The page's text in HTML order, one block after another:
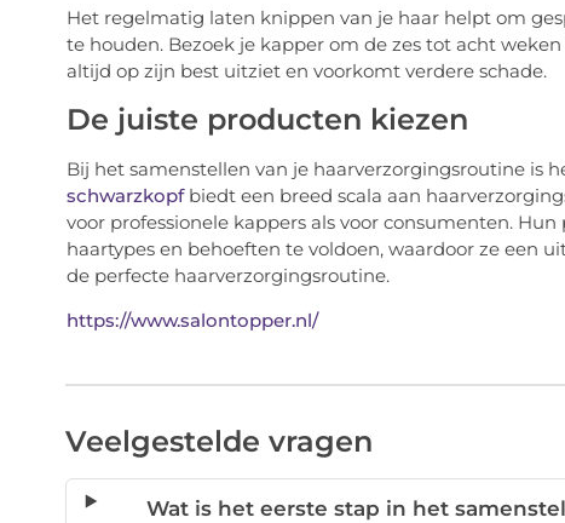
Het regelmatig laten knippen van je haar helpt om
te houden. Bezoek je kapper om de zes tot acht
altijd op zijn best uitziet en voorkomt verdere schade.
De juiste producten kiezen
Bij het samenstellen van je haarverzorgingsroutine is
schwarzkopfbiedt een breed scala aan
voor professionele kappers als voor consumenten.
haartypes en behoeften te voldoen, waardoor ze een
de perfecte haarverzorgingsroutine.
https://www.salontopper.nl/
Veelgestelde vragen
Wat is het eerste stap in het